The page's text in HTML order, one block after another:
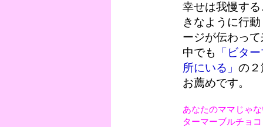
幸せは我慢す
きなように行
ージが伝わっ
中でも
「ビタ
所にいる」の
お薦めです。
あなたのママじゃ
ターマーブルチョ